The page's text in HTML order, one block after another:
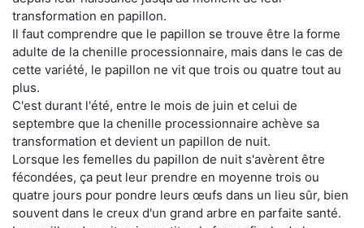
transformation en papillon.
Il faut comprendre que le papillon se trouve être la forme
adulte de la chenille processionnaire, mais dans le cas de
cette variété, le papillon ne vit que trois ou quatre tout au
plus.
C'est durant l'été, entre le mois de juin et celui de
septembre que la chenille processionnaire achève sa
transformation et devient un papillon de nuit.
Lorsque les femelles du papillon de nuit s'avèrent être
fécondées, ça peut leur prendre en moyenne trois ou
quatre jours pour pondre leurs œufs dans un lieu sûr, bien
souvent dans le creux d'un grand arbre en parfaite santé.